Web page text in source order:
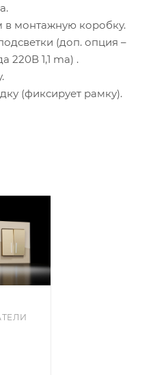
монтажную коробку.
(доп. опция –
220В 1,1 ma) .
(фиксирует рамку).